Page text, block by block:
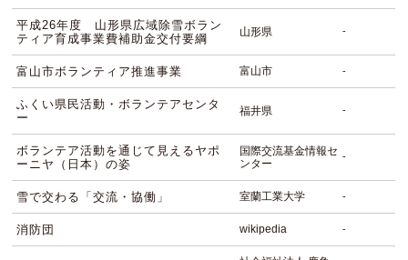
平成26年度 山形県広域除雪ボラン
ティア育成事業費補助金交付要綱
山形県 -
富山市ボランティア推進事業 富山市 -
ふくい県民活動・ボランテアセンタ
ー
福井県 -
ボランテア活動を通じて見えるヤポ
ーニヤ（日本）の姿
国際交流基金情報セ
ンター
-
雪で交わる「交流・協働」 室蘭工業大学 -
消防団 wikipedia -